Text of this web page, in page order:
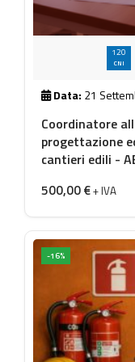
120
CNI
Data: 21
Coordinatore
progettazione
cantieri edili -
500,00€+ IVA
-16%